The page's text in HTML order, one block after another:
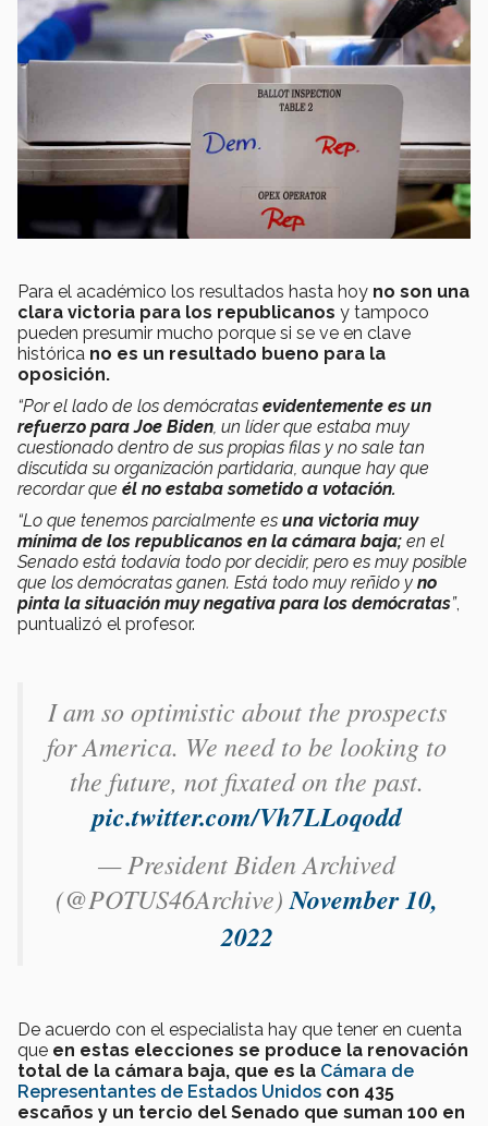
Para el académico los resultados hasta hoy no son una
clara victoria para los republicanos y tampoco
pueden presumir mucho porque si se ve en clave
histórica no es un resultado bueno para la
oposición.
“Por el lado de los demócratas evidentemente es un
refuerzo para Joe Biden, un líder que estaba muy
cuestionado dentro de sus propias filas y no sale tan
discutida su organización partidaria, aunque hay que
recordar que él no estaba sometido a votación.
“Lo que tenemos parcialmente es una victoria muy
mínima de los republicanos en la cámara baja; en el
Senado está todavía todo por decidir, pero es muy posible
que los demócratas ganen. Está todo muy reñido y no
pinta la situación muy negativa para los demócratas”,
puntualizó el profesor.
I am so optimistic about the prospects
for America. We need to be looking to
the future, not fixated on the past.
pic.twitter.com/Vh7LLoqodd
— President Biden Archived
(@POTUS46Archive) November 10,
2022
De acuerdo con el especialista hay que tener en cuenta
que en estas elecciones se produce la renovación
total de la cámara baja, que es la Cámara de
Representantes de Estados Unidos con 435
escaños y un tercio del Senado que suman 100 en